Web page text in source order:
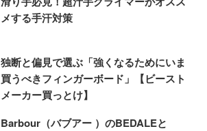
メする手汗対策
独断と偏見で選ぶ「強くなるためにいま
買うべきフィンガーボード」【ビースト
メーカー買っとけ】
Barbour（バブアー ）のBEDALEと